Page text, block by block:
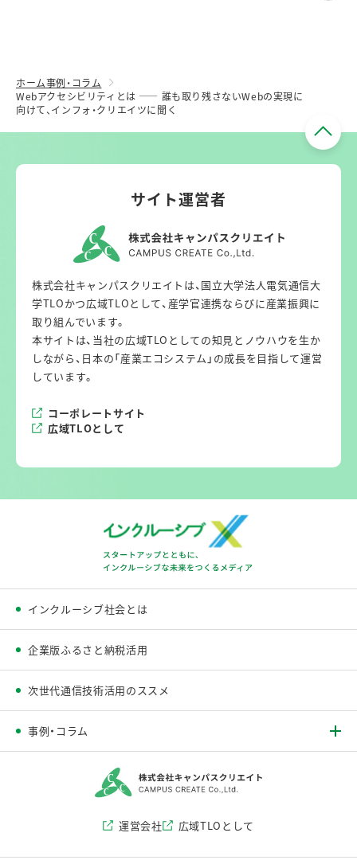
ホーム事例・コラム
Webアクセシビリティとは ―― 誰も取り残さないWebの実現に
向けて、インフォ・クリエイツに聞く
サイト運営者
株式会社キャンパスクリエイトは、国立大学法人電気通信大
学TLOかつ広域TLOとして、産学官連携ならびに産業振興に
取り組んでいます。
本サイトは、当社の広域TLOとしての知見とノウハウを生か
しながら、日本の「産業エコシステム」の成長を目指して運営
しています。
コーポレートサイト
広域TLOとして
インクルーシブ社会とは
企業版ふるさと納税活用
次世代通信技術活用のススメ
事例・コラム
運営会社 広域TLOとして